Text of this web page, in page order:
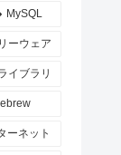
MySQL
ーウェア
イブラリ
ーネット